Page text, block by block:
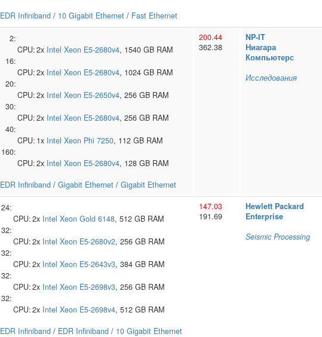
EDR Infiniband / 10 Gigabit Ethernet / Fast Ethernet
2:
CPU:2x Intel Xeon E5-2680v4, 1540 GB RAM
16:
CPU:2x Intel Xeon E5-2680v4, 1024 GB RAM
20:
CPU:2x Intel Xeon E5-2650v4, 256 GB RAM
30:
CPU:2x Intel Xeon E5-2680v4, 256 GB RAM
40:
CPU: 1x Intel Xeon Phi 7250, 112 GB RAM
160:
CPU:2x Intel Xeon E5-2680v4, 128 GB RAM
EDR Infiniband / Gigabit Ethernet / Gigabit Ethernet
200.44
362.38
NP-IT
Ниагара
Компьютерс
Исследования
24:
CPU:2x Intel Xeon Gold 6148, 512 GB RAM
32:
CPU:2x Intel Xeon E5-2680v2, 256 GB RAM
32:
CPU:2x Intel Xeon E5-2643v3, 384 GB RAM
32:
CPU:2x Intel Xeon E5-2698v3, 256 GB RAM
32:
CPU:2x Intel Xeon E5-2698v4, 512 GB RAM
EDR Infiniband / EDR Infiniband / 10 Gigabit Ethernet
147.03
191.69
Hewlett Packard
Enterprise
Seismic Processing